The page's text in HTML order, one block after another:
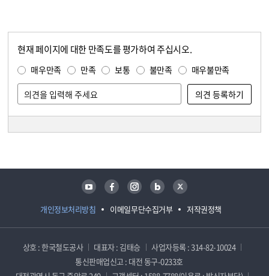
현재 페이지에 대한 만족도를 평가하여 주십시오.
매우만족 만족 보통 불만족 매우불만족
개인정보처리방침 이메일무단수집거부 저작권정책
유튜브 페이스북 인스타그램 블로그 트위터
상호 : 한국철도공사 대표자 : 김태승
사업자등록 : 314-82-10024
통신판매업신고 : 대전 동구-0233호